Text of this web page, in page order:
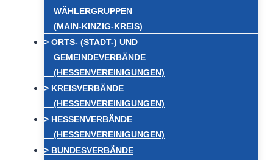
WÄHLERGRUPPEN
(MAIN-KINZIG-KREIS)
> ORTS- (STADT-) UND
GEMEINDEVERBÄNDE
(HESSENVEREINIGUNGEN)
> KREISVERBÄNDE
(HESSENVEREINIGUNGEN)
> HESSENVERBÄNDE
(HESSENVEREINIGUNGEN)
> BUNDESVERBÄNDE